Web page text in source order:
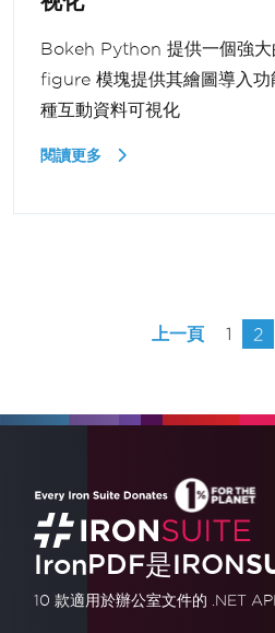
Bokeh Python 提供一個強大
figure 模塊提供其繪圖導入功
種互動資料可視化
閱讀更多
上一頁 1 2
IronPDF是IRON
10 款適用於辦公室文件的 .NET